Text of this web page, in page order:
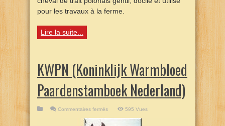
pour les travaux à la ferme.
Lire la suite...
KWPN (Koninklijk Warmbloed
Paardenstamboek Nederland)
Commentaires fermés
(Koninklijk
595 Vues